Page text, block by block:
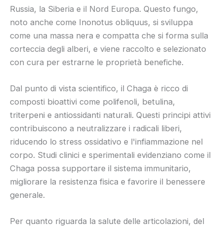
Russia, la Siberia e il Nord Europa. Questo fungo,
noto anche come Inonotus obliquus, si sviluppa
come una massa nera e compatta che si forma sulla
corteccia degli alberi, e viene raccolto e selezionato
con cura per estrarne le proprietà benefiche.
Dal punto di vista scientifico, il Chaga è ricco di
composti bioattivi come polifenoli, betulina,
triterpeni e antiossidanti naturali. Questi principi attivi
contribuiscono a neutralizzare i radicali liberi,
riducendo lo stress ossidativo e l'infiammazione nel
corpo. Studi clinici e sperimentali evidenziano come il
Chaga possa supportare il sistema immunitario,
migliorare la resistenza fisica e favorire il benessere
generale.
Per quanto riguarda la salute delle articolazioni, del